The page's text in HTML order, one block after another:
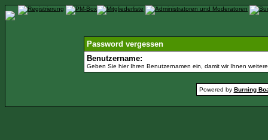
Password vergessen
Benutzername:
Geben Sie hier Ihren Benutzernamen ein, damit wir Ihnen
Powered by Burning